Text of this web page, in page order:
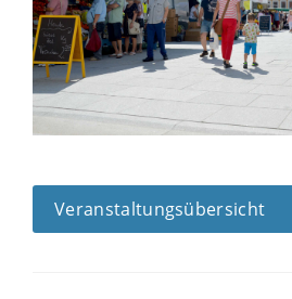
Veranstaltungsübersicht